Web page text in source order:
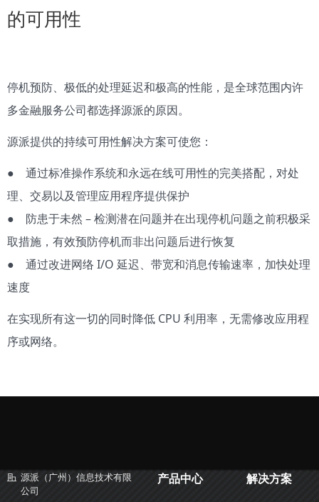
的可用性
停机预防、极低的处理延迟和极高的性能，是全球范围内许
多金融服务公司都选择源派的原因。
源派提供的持续可用性解决方案可使您：
● 通过标准操作系统和永远在线可用性的完美搭配，对处
理、交易以及管理应用程序提供保护
● 防患于未然 – 检测潜在问题并在出现停机问题之前积极采
取措施，有效预防停机而非出问题后进行恢复
● 通过改进网络 I/O 延迟、带宽和消息传输速率，加快处理
速度
在实现所有这一切的同时降低 CPU 利用率，无需修改应用程
序或网络。
源派（广州）信息技术有限
公司
产品中心 解决方案